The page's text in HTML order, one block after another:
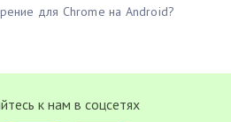
для Chrome на Android?
к нам в соцсетях